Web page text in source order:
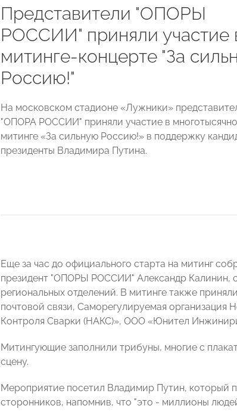
Представители "ОПОРЫ
РОССИИ" приняли участие
митинге-концерте "За
Россию!"
На московском стадионе «Лужники»
"ОПОРА РОССИИ" приняли участие в
митинге «За сильную Россию!» в поддержку
президенты Владимира Путина.
Еще за час до официального старта на митинг
президент "ОПОРЫ РОССИИ" Александр Калинин,
региональных отделений. В митинге также
почтовой связи, Саморегулируемая организация
Контроля Сварки (НАКС)», ООО «Юнител
Митингующие заполнили трибуны, многие с
сцену.
Мероприятие посетил Владимир Путин, который
сторонников, напомнив, что "это - миллионы